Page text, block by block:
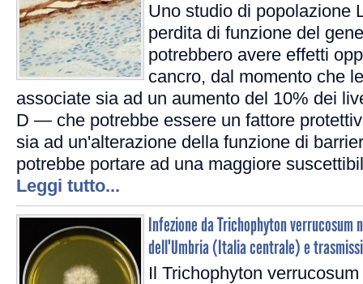
Uno studio di popolazione
perdita di funzione del
potrebbero avere effetti
cancro, dal momento che
associate sia ad un aumento del 10% dei
D — che potrebbe essere un fattore
sia ad un'alterazione della funzione di
potrebbe portare ad una maggiore
Leggi tutto...
Infezione da Trichophyton verrucosum
dell'Umbria (Italia centrale) e
Il Trichophyton